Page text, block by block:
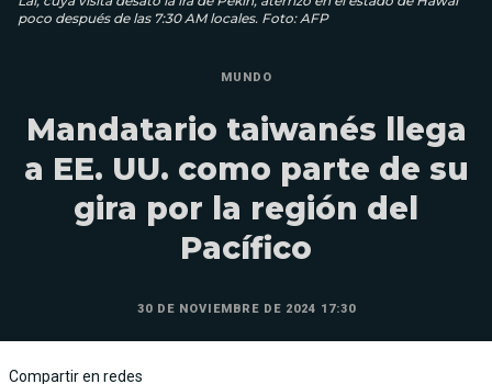
poco después de las 7:30 AM locales. Foto: AFP
MUNDO
Mandatario taiwanés llega
a EE. UU. como parte de su
gira por la región del
Pacífico
30 DE NOVIEMBRE DE 2024 17:30
Compartir en redes